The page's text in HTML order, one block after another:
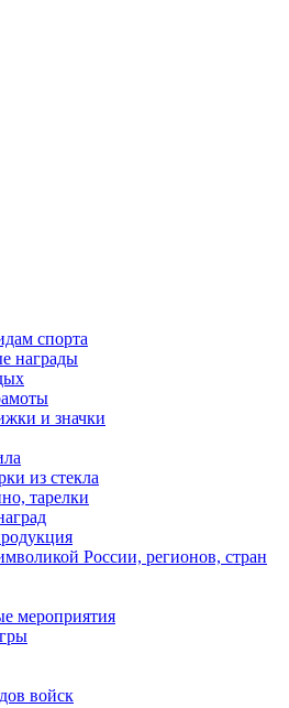
спорта
награды
и значки
из стекла
тарелки
России, регионов, стран
мероприятия
войск